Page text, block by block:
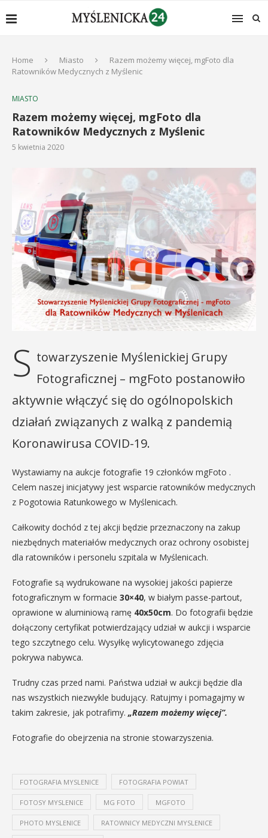
Home Miasto
Razem możemy więcej, mgFoto dla
Ratowników Medycznych z Myślenic
MIASTO
Razem możemy więcej, mgFoto dla
Ratowników Medycznych z Myślenic
5 kwietnia 2020
S towarzyszenie Myślenickiej Grupy
Fotograficznej – mgFoto postanowiło
aktywnie włączyć się do ogólnopolskich
działań związanych z walką z pandemią
Koronawirusa COVID-19.
Wystawiamy na aukcje fotografie 19 członków mgFoto .
Celem naszej inicjatywy jest wsparcie ratowników medycznych
z Pogotowia Ratunkowego w Myślenicach.
Całkowity dochód z tej akcji będzie przeznaczony na zakup
niezbędnych materiałów medycznych oraz ochrony osobistej
dla ratowników i personelu szpitala w Myślenicach.
Fotografie są wydrukowane na wysokiej jakości papierze
fotograficznym w formacie 30×40, w białym passe-partout,
oprawione w aluminiową ramę 40x50cm. Do fotografii będzie
dołączony certyfikat potwierdzający udział w aukcji i wsparcie
tego szczytnego celu. Wysyłkę wylicytowanego zdjęcia
pokrywa nabywca.
Trudny czas przed nami. Państwa udział w aukcji będzie dla
nas wszystkich niezwykle budujący. Ratujmy i pomagajmy w
takim zakresie, jak potrafimy. „Razem możemy więcej”.
Fotografie do obejrzenia na stronie stowarzyszenia.
FOTOGRAFIA MYSLENICE FOTOGRAFIA POWIAT
FOTOSY MYSLENICE MG FOTO MGFOTO
PHOTO MYSLENICE RATOWNICY MEDYCZNI MYSLENICE